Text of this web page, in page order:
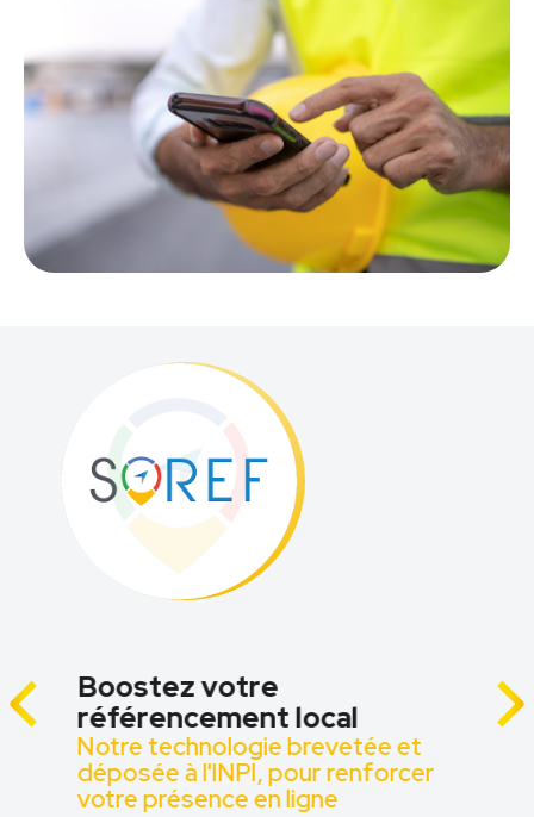
Boostez votre
référencement local
Notre technologie brevetée et
déposée à l'INPI, pour renforcer
votre présence en ligne